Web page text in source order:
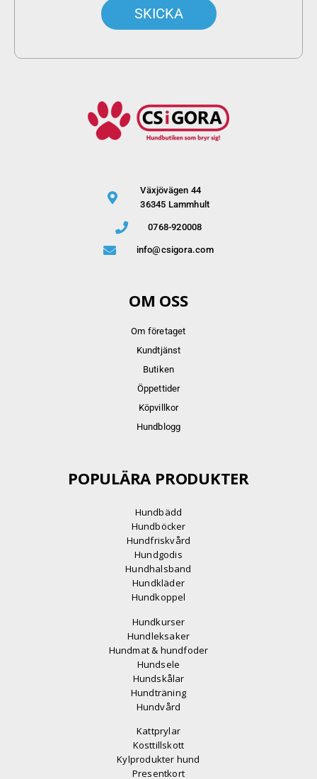
Växjövägen 44
36345 Lammhult
0768-920008
info@csigora.com
OM OSS
Om företaget
Kundtjänst
Butiken
Öppettider
Köpvillkor
Hundblogg
POPULÄRA PRODUKTER
Hundbädd
Hundböcker
Hundfriskvård
Hundgodis
Hundhalsband
Hundkläder
Hundkoppel
Hundkurser
Hundleksaker
Hundmat & hundfoder
Hundsele
Hundskålar
Hundträning
Hundvård
Kattprylar
Kosttillskott
Kylprodukter hund
Presentkort